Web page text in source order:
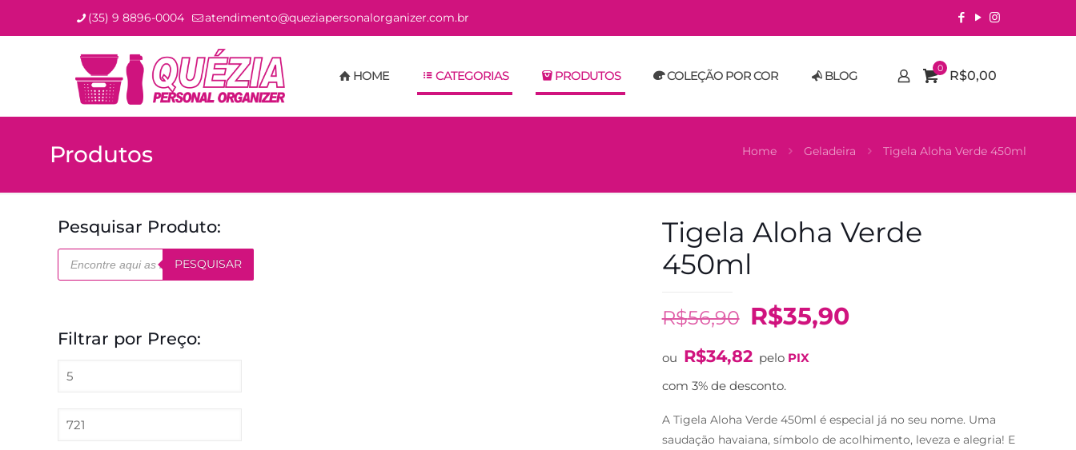
(35) 9 8896-0004 atendimento@queziapersonalorganizer.com.br
HOME CATEGORIAS PRODUTOS COLEÇÃO POR COR BLOG 0 R$0,00
Produtos Home Geladeira Tigela Aloha Verde 450ml
Tigela Aloha Verde
450ml
R$56,90 O
original
era:
R$56,90.
R$35,90O
R$35,90.
ou R$34,82 pelo PIX
com 3% de desconto.
A Tigela Aloha Verde 450ml é especial já no seu nome. Uma
saudação havaiana, símbolo de acolhimento, leveza e alegria! E
Pesquisar Produto:
Pesquisar
produtos PESQUISAR
Filtrar por Preço: